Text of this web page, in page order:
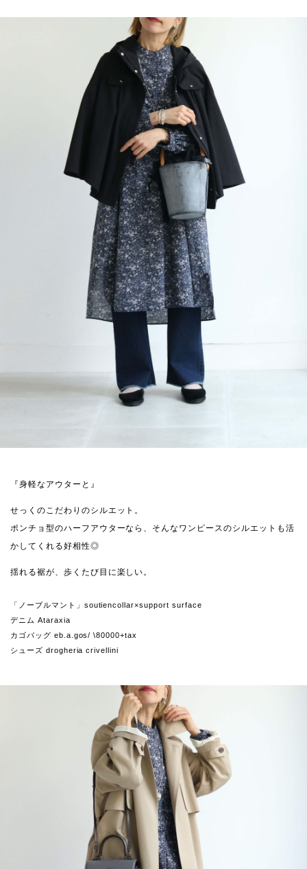
『身軽なアウターと』
せっくのこだわりのシルエット。
ポンチョ型のハーフアウターなら、そんなワンピースのシルエットも活
かしてくれる好相性◎
揺れる裾が、歩くたび目に楽しい。
「ノーブルマント」soutiencollar×support surface
デニム Ataraxia
カゴバッグ eb.a.gos/ \80000+tax
シューズ drogheria crivellini